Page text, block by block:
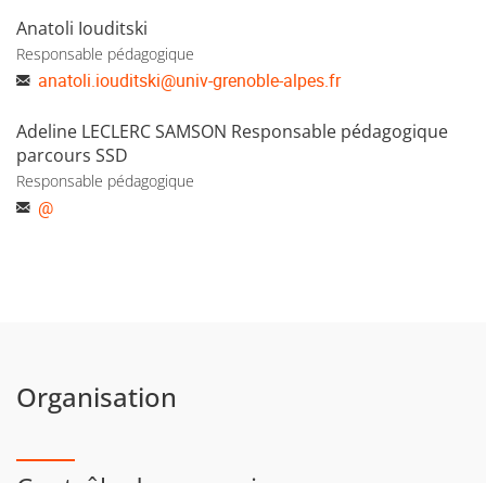
Anatoli Iouditski
Responsable pédagogique
anatoli.iouditski@univ-grenoble-alpes.fr
Adeline LECLERC SAMSON Responsable pédagogique
parcours SSD
Responsable pédagogique
@
Organisation